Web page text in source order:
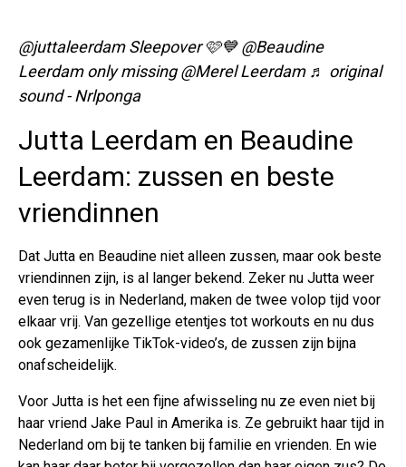
@juttaleerdamSleepover 🩷💙 @Beaudine
Leerdam only missing @Merel Leerdam ♬ original
sound - Nrlponga
Jutta Leerdam en Beaudine
Leerdam: zussen en beste
vriendinnen
Dat Jutta en Beaudine niet alleen zussen, maar ook beste
vriendinnen zijn, is al langer bekend. Zeker nu Jutta weer
even terug is in Nederland, maken de twee volop tijd voor
elkaar vrij. Van gezellige etentjes tot workouts en nu dus
ook gezamenlijke TikTok-video’s, de zussen zijn bijna
onafscheidelijk.
Voor Jutta is het een fijne afwisseling nu ze even niet bij
haar vriend Jake Paul in Amerika is. Ze gebruikt haar tijd in
Nederland om bij te tanken bij familie en vrienden. En wie